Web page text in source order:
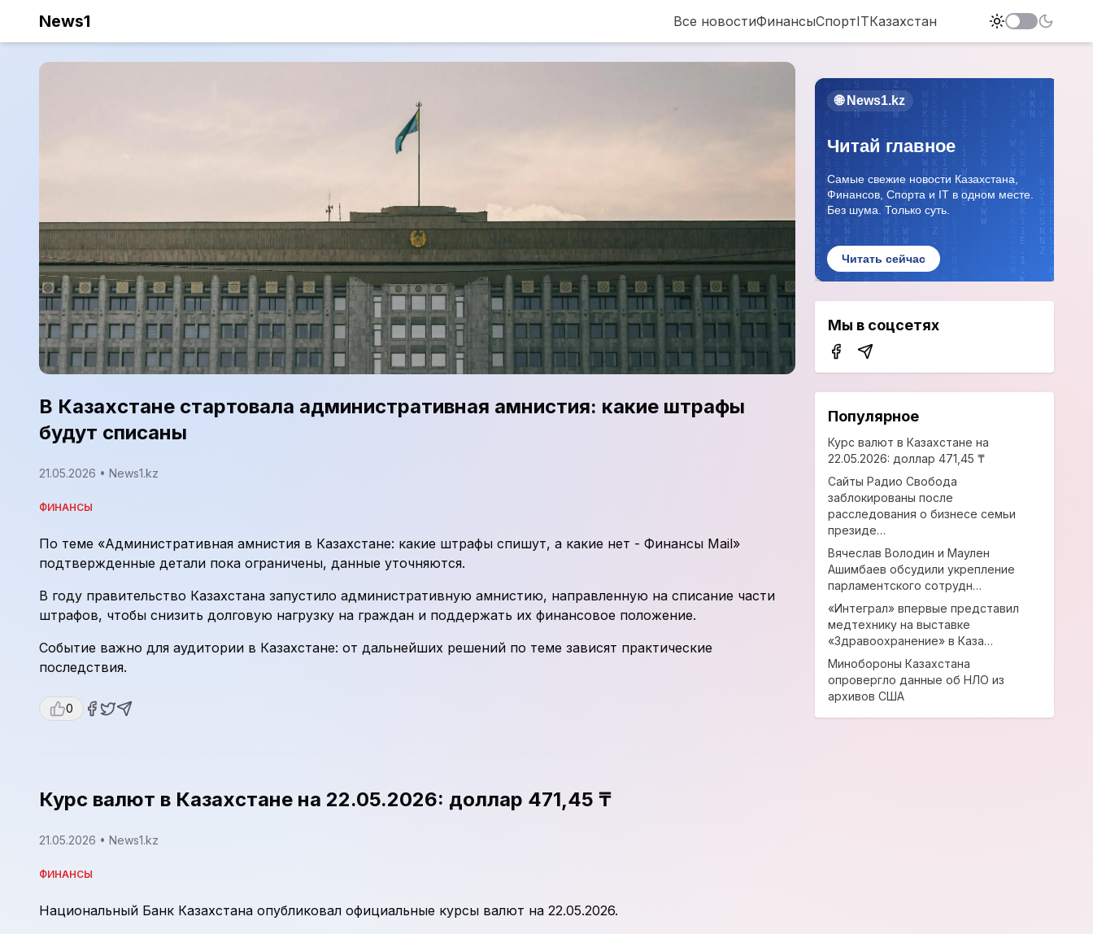
News1 Все новостиФинансыСпортITКазахстан
В Казахстане стартовала административная амнистия: какие штрафы
будут списаны
21.05.2026 • News1.kz
ФИНАНСЫ
По теме «Административная амнистия в Казахстане: какие штрафы спишут, а какие нет - Финансы Mail»
подтвержденные детали пока ограничены, данные уточняются.
В году правительство Казахстана запустило административную амнистию, направленную на списание части
штрафов, чтобы снизить долговую нагрузку на граждан и поддержать их финансовое положение.
Событие важно для аудитории в Казахстане: от дальнейших решений по теме зависят практические
последствия.
0
Курс валют в Казахстане на 22.05.2026: доллар 471,45 ₸
21.05.2026 • News1.kz
ФИНАНСЫ
Национальный Банк Казахстана опубликовал официальные курсы валют на 22.05.2026.
Мы в соцсетях
Популярное
Курс валют в Казахстане на
22.05.2026: доллар 471,45 ₸
Сайты Радио Свобода
заблокированы после
расследования о бизнесе семьи
президе…
Вячеслав Володин и Маулен
Ашимбаев обсудили укрепление
парламентского сотрудн…
«Интеграл» впервые представил
медтехнику на выставке
«Здравоохранение» в Каза…
Минобороны Казахстана
опровергло данные об НЛО из
архивов США